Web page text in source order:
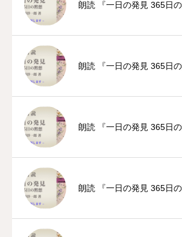
朗読 『一日の発見 365日
朗読 『一日の発見 365日
朗読 『一日の発見 365日
朗読 『一日の発見 365日